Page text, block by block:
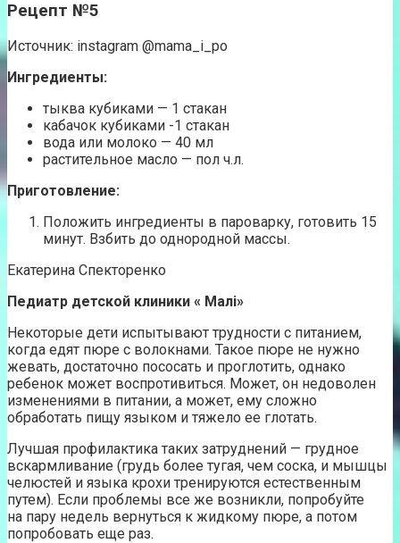
Рецепт №5
Источник: instagram @mama_i_po
Ингредиенты:
тыква кубиками — 1 стакан
кабачок кубиками -1 стакан
вода или молоко — 40 мл
растительное масло — пол ч.л.
Приготовление:
Положить ингредиенты в пароварку, готовить 15
минут. Взбить до однородной массы.
Екатерина Спекторенко
Педиатр детской клиники « Малі»
Некоторые дети испытывают трудности с питанием,
когда едят пюре с волокнами. Такое пюре не нужно
жевать, достаточно пососать и проглотить, однако
ребенок может воспротивиться. Может, он недоволен
изменениями в питании, а может, ему сложно
обработать пищу языком и тяжело ее глотать.
Лучшая профилактика таких затруднений — грудное
вскармливание (грудь более тугая, чем соска, и мышцы
челюстей и языка крохи тренируются естественным
путем). Если проблемы все же возникли, попробуйте
на пару недель вернуться к жидкому пюре, а потом
попробовать еще раз.